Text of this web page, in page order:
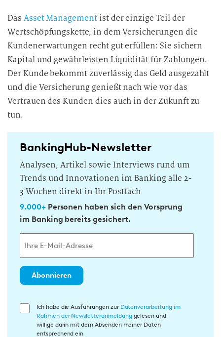
Das Asset Managementist der einzige Teil der
Wertschöpfungskette, in dem Versicherungen die
Kundenerwartungen recht gut erfüllen: Sie sichern
Kapital und gewährleisten Liquidität für Zahlungen.
Der Kunde bekommt zuverlässig das Geld ausgezahlt
und die Versicherung genießt nach wie vor das
Vertrauen des Kunden dies auch in der Zukunft zu
tun.
BankingHub-Newsletter
Analysen, Artikel sowie Interviews rund um
Trends und Innovationen im Banking alle 2-
3 Wochen direkt in Ihr Postfach
9.000+Personen haben sich den Vorsprung
im Banking bereits gesichert.
Abonnieren
E
Ich habe die Ausführungen zur Datenverarbeitung im
Rahmen der Newsletteranmeldunggelesen und
willige darin mit dem Absenden meiner Daten
entsprechend ein